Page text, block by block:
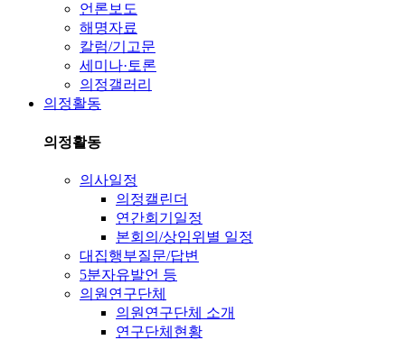
언론보도
해명자료
칼럼/기고문
세미나·토론
의정갤러리
의정활동
의정활동
의사일정
의정캘린더
연간회기일정
본회의/상임위별 일정
대집행부질문/답변
5분자유발언 등
의원연구단체
의원연구단체 소개
연구단체현황